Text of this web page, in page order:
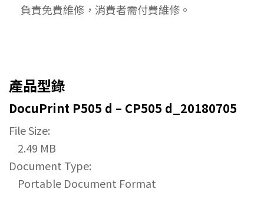
負責免費維修，消費者需付費維修。
產品型錄
DocuPrint P505 d – CP505 d_20180705
File Size:
2.49 MB
Document Type:
Portable Document Format